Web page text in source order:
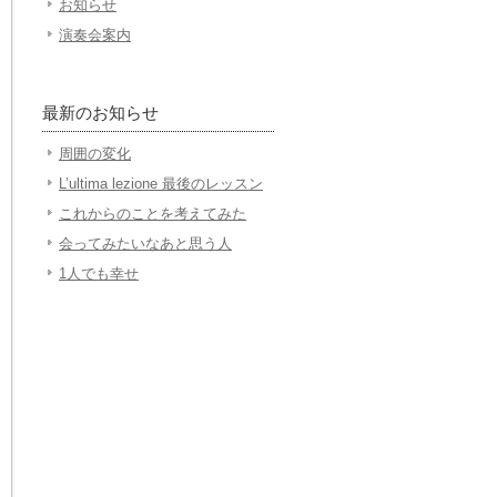
お知らせ
演奏会案内
最新のお知らせ
周囲の変化
L’ultima lezione 最後のレッスン
これからのことを考えてみた
会ってみたいなあと思う人
1人でも幸せ